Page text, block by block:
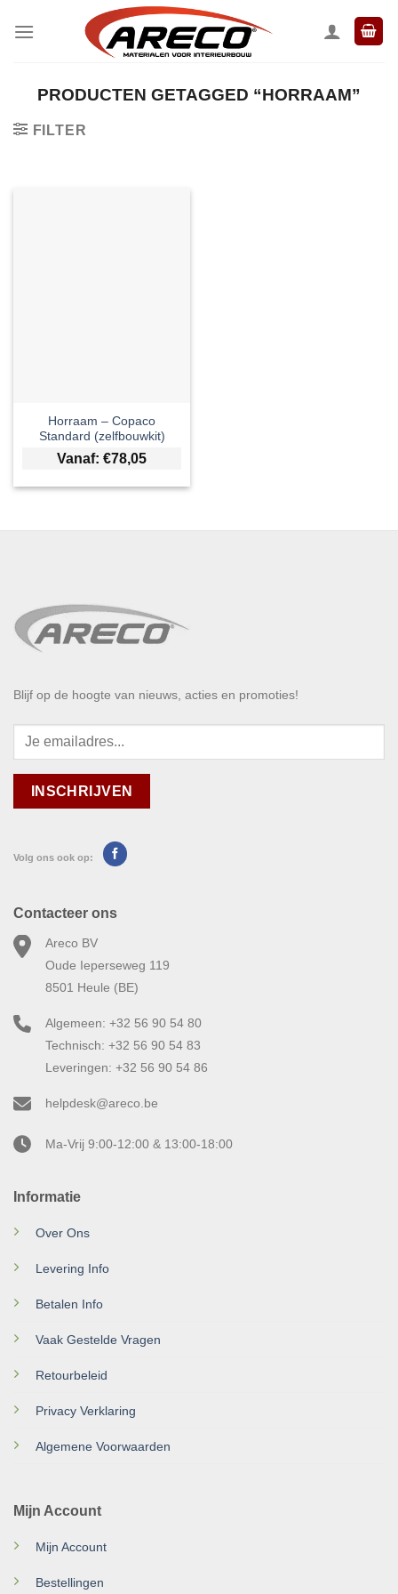
naar
PRODUCTEN GETAGGED “HORRAAM”
FILTER
Horraam – Copaco
Standard (zelfbouwkit)
Vanaf: €78,05
Blijf op de hoogte van nieuws, acties en promoties!
Volg ons ook op:
Informatie
Over Ons
Levering Info
Betalen Info
Vaak Gestelde Vragen
Retourbeleid
Privacy Verklaring
Algemene Voorwaarden
Mijn Account
Mijn Account
Bestellingen
Contacteer ons
Areco BV
Oude Ieperseweg 119
8501 Heule (BE)
Algemeen: +32 56 90 54 80
Technisch: +32 56 90 54 83
Leveringen: +32 56 90 54 86
helpdesk@areco.be
Ma-Vrij 9:00-12:00 & 13:00-18:00